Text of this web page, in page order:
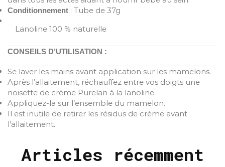
Conditionnement : Tube de 37g
Lanoline 100 % naturelle
CONSEILS D’UTILISATION :
Se laver les mains avant application sur les mamelons.
Après l’allaitement, réchauffez entre vos doigts une
noisette de crème Purelan à la lanoline.
Appliquez-la sur l’ensemble du mamelon.
Il est inutile de retirer les résidus de crème avant
l’allaitement.
Articles récemment